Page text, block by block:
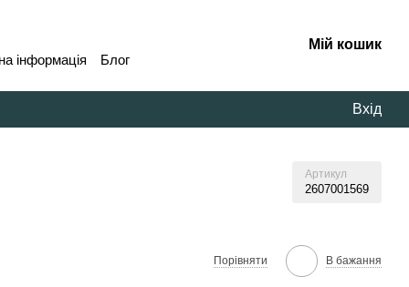
інформація Блог
Мій кошик
Вхід
Артикул
2607001569
Порівняти В бажання